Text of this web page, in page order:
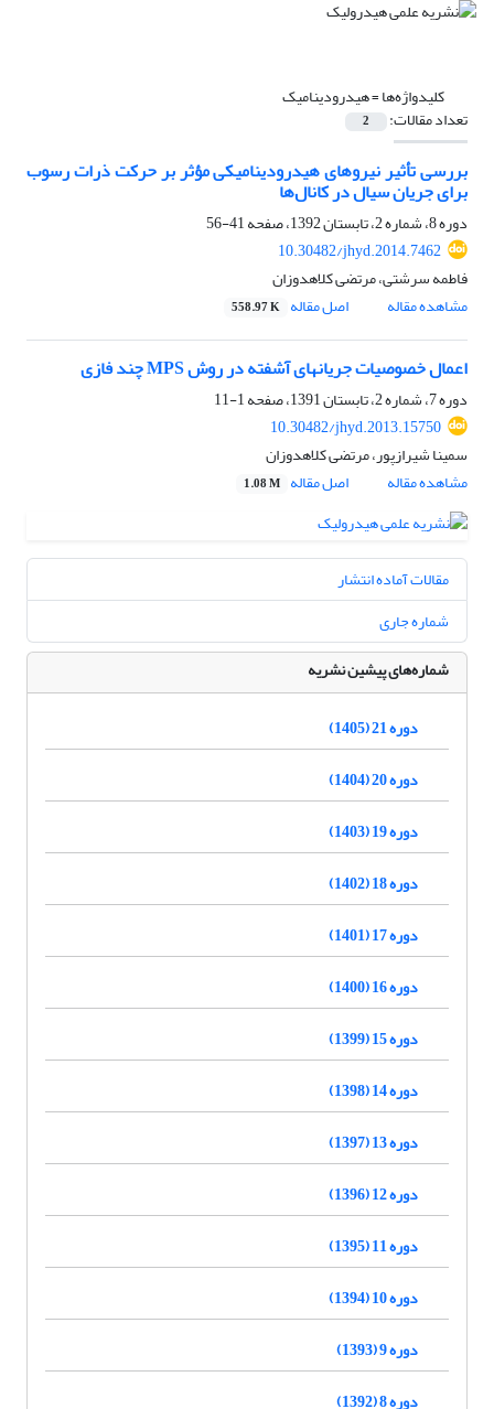
کلیدواژه‌ها =هیدرودینامیک
تعداد مقالات: 2
بررسی تأثیر نیروهای هیدرودینامیکی مؤثر بر حرکت ذرات رسوب
برای جریان سیال در کانال‌ها
دوره 8، شماره 2، تابستان 1392، صفحه
41-56
10.30482/jhyd.2014.7462
فاطمه سرشتی، مرتضی کلاهدوزان
مشاهده مقاله
اصل مقاله 558.97 K
اعمال خصوصیات جریانهای آشفته در روش MPS چند فازی
دوره 7، شماره 2، تابستان 1391، صفحه
1-11
10.30482/jhyd.2013.15750
سمینا شیرازپور، مرتضی کلاهدوزان
مشاهده مقاله
اصل مقاله 1.08 M
مقالات آماده انتشار
شماره جاری
شماره‌های پیشین نشریه
دوره 21 (1405)
دوره 20 (1404)
دوره 19 (1403)
دوره 18 (1402)
دوره 17 (1401)
دوره 16 (1400)
دوره 15 (1399)
دوره 14 (1398)
دوره 13 (1397)
دوره 12 (1396)
دوره 11 (1395)
دوره 10 (1394)
دوره 9 (1393)
دوره 8 (1392)